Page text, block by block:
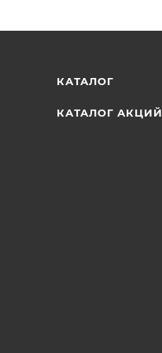
КАТАЛОГ
КАТАЛОГ АКЦИЙ